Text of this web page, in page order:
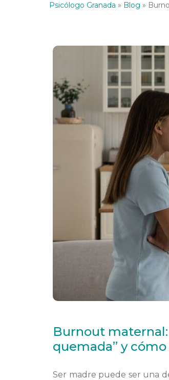
Psicólogo Granada » Blog »
Burnout
quemada” y
Ser madre puede ser una